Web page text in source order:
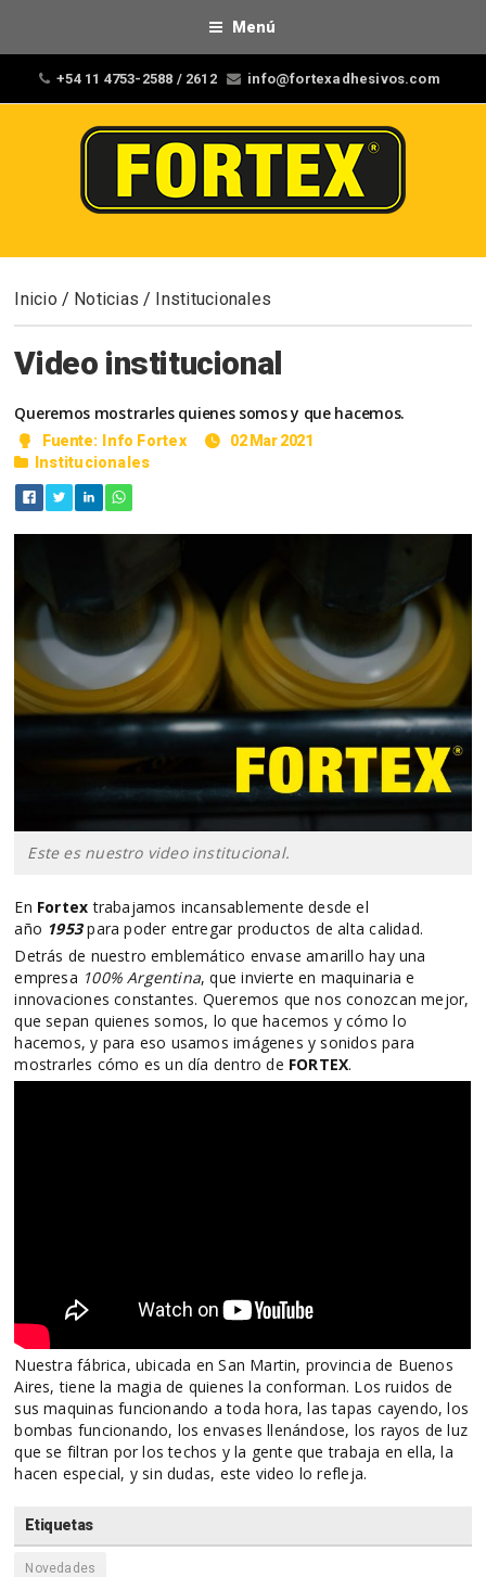
+54 11 4753-2588 / 2612 info@fortexadhesivos.com
Menú
Inicio / Noticias / Institucionales
Video institucional
Queremos mostrarles quienes somos y que hacemos.
Fuente: Info Fortex
02 Mar 2021
Institucionales
Este es nuestro video institucional.
En Fortex trabajamos incansablemente desde el
año 1953para poder entregar productos de alta calidad.
Detrás de nuestro emblemático envase amarillo hay una
empresa 100% Argentina, que invierte en maquinaria e
innovaciones constantes. Queremos que nos conozcan mejor,
que sepan quienes somos, lo que hacemos y cómo lo
hacemos, y para eso usamos imágenes y sonidos para
mostrarles cómo es un día dentro de FORTEX.
Nuestra fábrica, ubicada en San Martin, provincia de Buenos
Aires, tiene la magia de quienes la conforman. Los ruidos de
sus maquinas funcionando a toda hora, las tapas cayendo, los
bombas funcionando, los envases llenándose, los rayos de luz
que se filtran por los techos y la gente que trabaja en ella, la
hacen especial, y sin dudas, este video lo refleja.
Etiquetas
Novedades